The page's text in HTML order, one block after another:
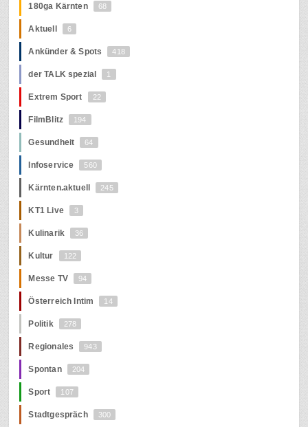
180ga Kärnten 68
Aktuell 6
Ankünder & Spots 418
der TALK spezial 1
Extrem Sport 22
FilmBlitz 194
Gesundheit 64
Infoservice 560
Kärnten.aktuell 245
KT1 Live 3
Kulinarik 36
Kultur 122
Messe TV 94
Österreich Intim 14
Politik 278
Regionales 943
Spontan 204
Sport 107
Stadtgespräch 300